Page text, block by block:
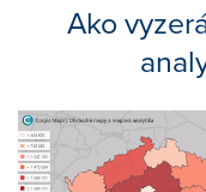
Ako